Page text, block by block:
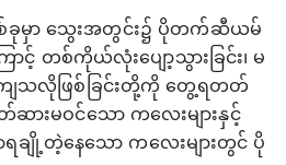
ခုမှာ သွေးအတွင်း၌ ပိုတက်ဆီယမ်
ာင့် တစ်ကိုယ်လုံးပျော့သွားခြင်း၊ မ
ကျသလိုဖြစ်ခြင်းတို့ကို တွေ့ရတတ်
ားမဝင်သော ကလေးများနှင့်
ျို့တဲ့နေသော ကလေးများတွင် ပို